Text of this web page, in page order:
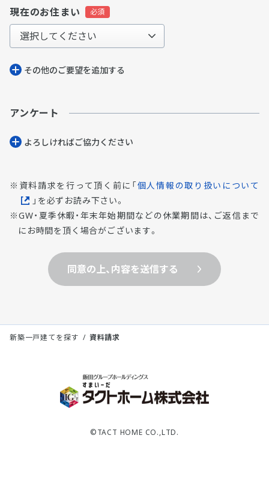
現在のお住まい
その他のご要望を追加する
アンケート
よろしければご協⼒ください
資料請求を行って頂く前に「個人情報の取り扱いについて
」を必ずお読み下さい。
GW・夏季休暇・年末年始期間などの休業期間は、ご返信まで
にお時間を頂く場合がございます。
同意の上、内容を送信する
新築一戸建てを探す 資料請求
©TACT HOME CO.,LTD.